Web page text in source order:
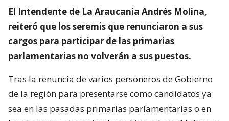
El Intendente de La Araucanía Andrés Molina,
reiteró que los seremis que renunciaron a sus
cargos para participar de las primarias
parlamentarias no volverán a sus puestos.
Tras la renuncia de varios personeros de Gobierno
de la región para presentarse como candidatos ya
sea en las pasadas primarias parlamentarias o en